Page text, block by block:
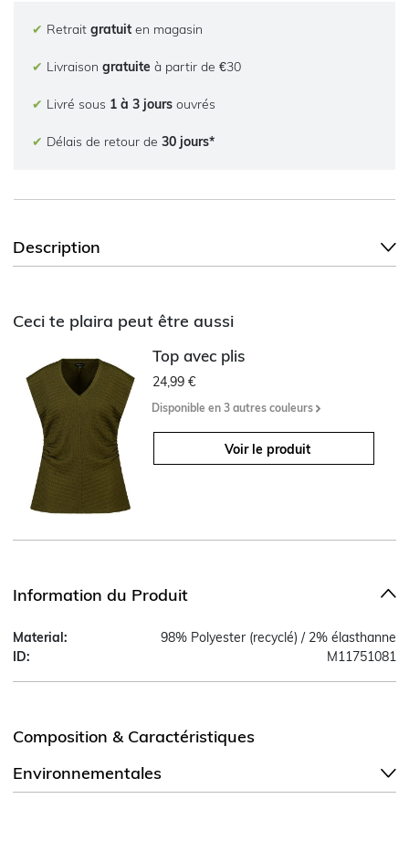
✔ Retrait gratuit en magasin
✔ Livraison gratuite à partir de €30
✔ Livré sous 1 à 3 jours ouvrés
✔ Délais de retour de 30 jours*
Description
Ceci te plaira peut être aussi
Top avec plis
24,99 €
Disponible en 3 autres couleurs
Voir le produit
Information du Produit
Material:
98% Polyester (recyclé) / 2% élasthanne
ID:
M11751081
Composition & Caractéristiques
Environnementales